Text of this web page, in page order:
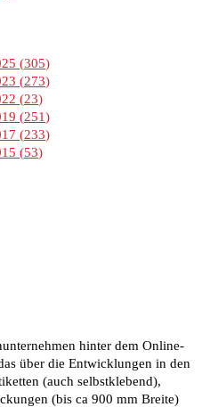
305
273
23
251
233
53
hinter dem Online-
über die Entwicklungen in den
(auch selbstklebend),
(bis ca 900 mm Breite)